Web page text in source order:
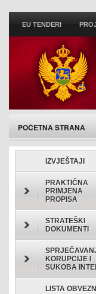
EU TENDERI
POČETNA STRANA
IZVJEŠTAJI
PRAKTIČNA
PRIMJENA
PROPISA
STRATEŠKI
DOKUMENTI
KORUPCIJE I
SUKOBA
LISTA